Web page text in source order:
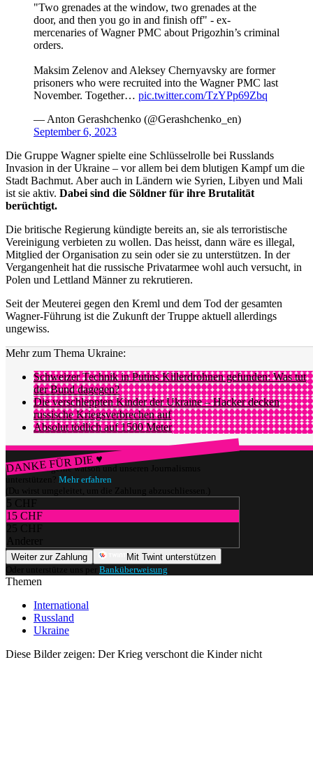
"Two grenades at the window, two grenades at the
door, and then you go in and finish off" - ex-
mercenaries of Wagner PMC about Prigozhin’s criminal
orders.
Maksim Zelenov and Aleksey Chernyavsky are former
prisoners who were recruited into the Wagner PMC last
November. Together… pic.twitter.com/TzYPp69Zbq
— Anton Gerashchenko (@Gerashchenko_en)
September 6, 2023
Die Gruppe Wagner spielte eine Schlüsselrolle bei Russlands
Invasion in der Ukraine – vor allem bei dem blutigen Kampf um die
Stadt Bachmut. Aber auch in Ländern wie Syrien, Libyen und Mali
ist sie aktiv. Dabei sind die Söldner für ihre Brutalität
berüchtigt.
Die britische Regierung kündigte bereits an, sie als terroristische
Vereinigung verbieten zu wollen. Das heisst, dann wäre es illegal,
Mitglied der Organisation zu sein oder sie zu unterstützen. In der
Vergangenheit hat die russische Privatarmee wohl auch versucht, in
Polen und Lettland Männer zu rekrutieren.
Seit der Meuterei gegen den Kreml und dem Tod der gesamten
Wagner-Führung ist die Zukunft der Truppe aktuell allerdings
ungewiss.
Mehr zum Thema Ukraine:
Schweizer Technik in Putins Killerdrohnen gefunden: Was tut
der Bund dagegen?
Die verschleppten Kinder der Ukraine – Hacker decken
russische Kriegsverbrechen auf
Absolut tödlich auf 1500 Meter
DANKE FÜR DIE ♥
Würdest du gerne watson und unseren Journalismus
unterstützen? Mehr erfahren
(Du wirst umgeleitet, um die Zahlung abzuschliessen.)
5 CHF
15 CHF
25 CHF
Anderer
Weiter zur Zahlung
Mit Twint unterstützen
Oder unterstütze uns per Banküberweisung
Themen
International
Russland
Ukraine
Diese Bilder zeigen: Der Krieg verschont die Kinder nicht